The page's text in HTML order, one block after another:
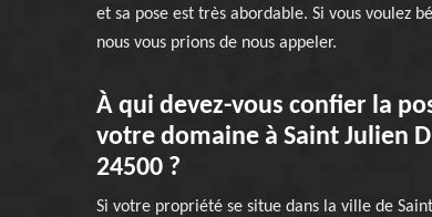
et sa pose est très abordable. Si vous voulez
nous vous prions de nous appeler.
À qui devez-vous confier la
votre domaine à Saint Julien
24500 ?
Si votre propriété se situe dans la ville de